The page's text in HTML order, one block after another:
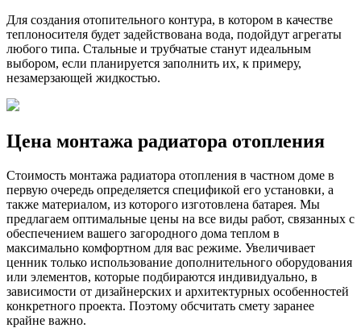
Для создания отопительного контура, в котором в качестве
теплоносителя будет задействована вода, подойдут агрегаты
любого типа. Стальные и трубчатые станут идеальным
выбором, если планируется заполнить их, к примеру,
незамерзающей жидкостью.
Цена монтажа радиатора отопления
Стоимость монтажа радиатора отопления в частном доме в
первую очередь определяется спецификой его установки, а
также материалом, из которого изготовлена батарея. Мы
предлагаем оптимальные цены на все виды работ, связанных с
обеспечением вашего загородного дома теплом в
максимально комфортном для вас режиме. Увеличивает
ценник только использование дополнительного оборудования
или элементов, которые подбираются индивидуально, в
зависимости от дизайнерских и архитектурных особенностей
конкретного проекта. Поэтому обсчитать смету заранее
крайне важно.